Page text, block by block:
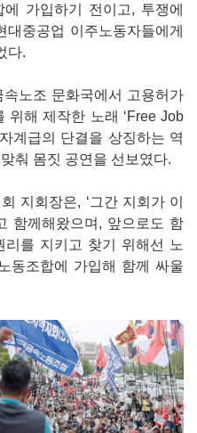
가입하기 전이고, 투쟁에
중공업 이주노동자들에게
다.
속노조 문화국에서 고용허가
위해 제작한 노래 ‘Free Job
계급의 단결을 상징하는 역
춰 몸짓 공연을 선보였다.
지회장은, ‘그간 지회가 이
함께해왔으며, 앞으로도 함
리를 지키고 찾기 위해선 노
동조합에 가입해 함께 싸울